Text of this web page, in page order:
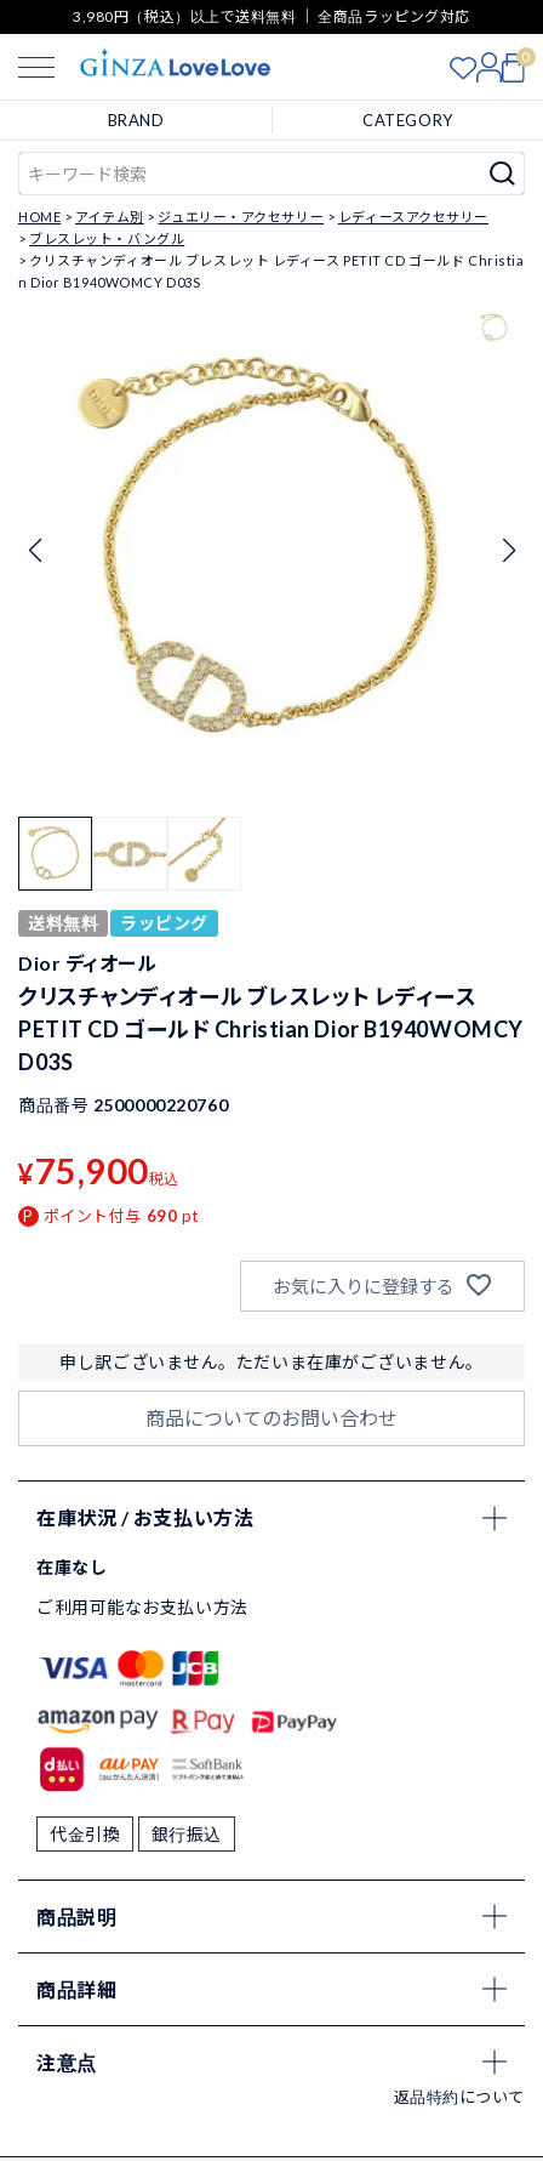
3,980円（税込）以上で送料無料 ｜ 全商品ラッピング対応
0
BRAND CATEGORY
HOME アイテム別 ジュエリー・アクセサリー
レディースアクセサリー
ブレスレット・バングル
クリスチャンディオール ブレスレット レディース PETIT CD ゴールド Christia
n Dior B1940WOMCY D03S
送料無料 ラッピング
Dior ディオール
クリスチャンディオール ブレスレット レディース
PETIT CD ゴールド Christian Dior B1940WOMCY
D03S
商品番号 2500000220760
¥75,900税込
ポイント付与 690 pt
お気に入りに登録する
申し訳ございません。ただいま在庫がございません。
商品についてのお問い合わせ
在庫状況 / お支払い方法
在庫なし
ご利用可能なお支払い方法
代金引換 銀行振込
商品説明
商品詳細
注意点
返品特約について